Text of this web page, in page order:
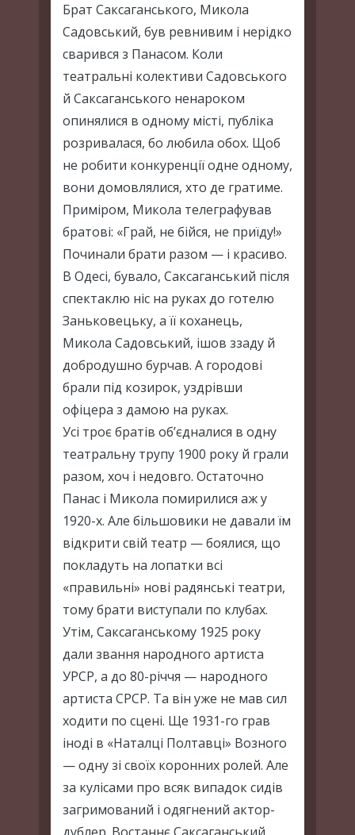
Брат Саксаганського, Микола
Садовський, був ревнивим і нерідко
сварився з Панасом. Коли
театральні колективи Садовського
й Саксаганського ненароком
опинялися в одному місті, публіка
розривалася, бо любила обох. Щоб
не робити конкуренції одне одному,
вони домовлялися, хто де гратиме.
Приміром, Микола телеграфував
братові: «Грай, не бійся, не приїду!»
Починали брати разом — і красиво.
В Одесі, бувало, Саксаганський після
спектаклю ніс на руках до готелю
Заньковецьку, а її коханець,
Микола Садовський, ішов ззаду й
добродушно бурчав. А городові
брали під козирок, уздрівши
офіцера з дамою на руках.
Усі троє братів об’єдналися в одну
театральну трупу 1900 року й грали
разом, хоч і недовго. Остаточно
Панас і Микола помирилися аж у
1920-х. Але більшовики не давали їм
відкрити свій театр — боялися, що
покладуть на лопатки всі
«правильні» нові радянські театри,
тому брати виступали по клубах.
Утім, Саксаганському 1925 року
дали звання народного артиста
УРСР, а до 80-річчя — народного
артиста СРСР. Та він уже не мав сил
ходити по сцені. Ще 1931-го грав
іноді в «Наталці Полтавці» Возного
— одну зі своїх коронних ролей. Але
за кулісами про всяк випадок сидів
загримований і одягнений актор-